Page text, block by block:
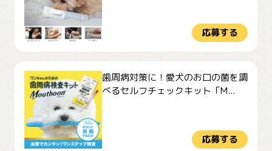
応募する
歯周病対策に！愛犬のお口の菌を調
べるセルフチェックキット「M...
応募する